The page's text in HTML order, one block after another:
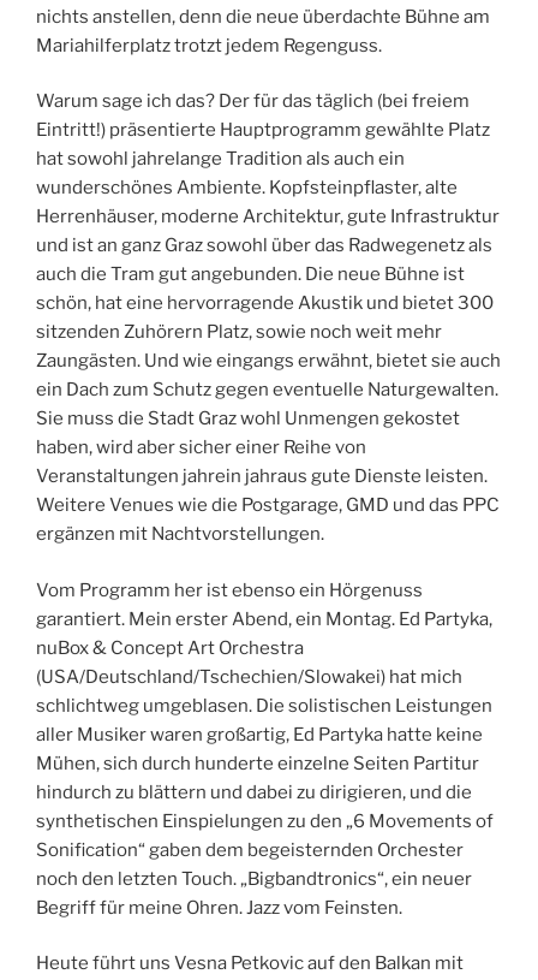
nichts anstellen, denn die neue überdachte Bühne am
Mariahilferplatz trotzt jedem Regenguss.
Warum sage ich das? Der für das täglich (bei freiem
Eintritt!) präsentierte Hauptprogramm gewählte Platz
hat sowohl jahrelange Tradition als auch ein
wunderschönes Ambiente. Kopfsteinpflaster, alte
Herrenhäuser, moderne Architektur, gute Infrastruktur
und ist an ganz Graz sowohl über das Radwegenetz als
auch die Tram gut angebunden. Die neue Bühne ist
schön, hat eine hervorragende Akustik und bietet 300
sitzenden Zuhörern Platz, sowie noch weit mehr
Zaungästen. Und wie eingangs erwähnt, bietet sie auch
ein Dach zum Schutz gegen eventuelle Naturgewalten.
Sie muss die Stadt Graz wohl Unmengen gekostet
haben, wird aber sicher einer Reihe von
Veranstaltungen jahrein jahraus gute Dienste leisten.
Weitere Venues wie die Postgarage, GMD und das PPC
ergänzen mit Nachtvorstellungen.
Vom Programm her ist ebenso ein Hörgenuss
garantiert. Mein erster Abend, ein Montag. Ed Partyka,
nuBox & Concept Art Orchestra
(USA/Deutschland/Tschechien/Slowakei) hat mich
schlichtweg umgeblasen. Die solistischen Leistungen
aller Musiker waren großartig, Ed Partyka hatte keine
Mühen, sich durch hunderte einzelne Seiten Partitur
hindurch zu blättern und dabei zu dirigieren, und die
synthetischen Einspielungen zu den „6 Movements of
Sonification“ gaben dem begeisternden Orchester
noch den letzten Touch. „Bigbandtronics“, ein neuer
Begriff für meine Ohren. Jazz vom Feinsten.
Heute führt uns Vesna Petkovic auf den Balkan mit